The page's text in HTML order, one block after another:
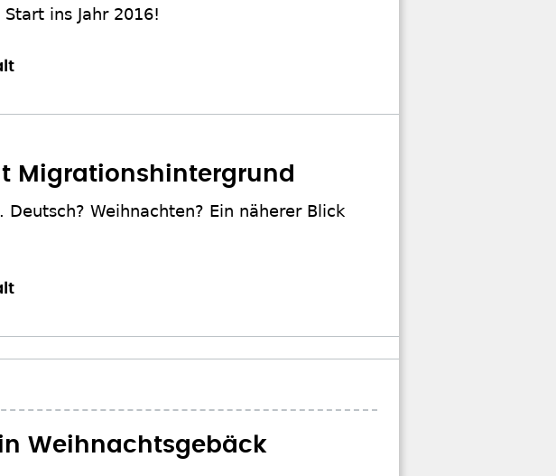
ins Jahr 2016!
Migrationshintergrund
Weihnachten? Ein näherer Blick
Weihnachtsgebäck